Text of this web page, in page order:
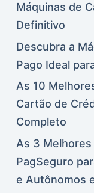
Máquinas de
Definitivo
Descubra a
Pago Ideal
As 10
Cartão de
Completo
As 3
PagSeguro
e Autônomos